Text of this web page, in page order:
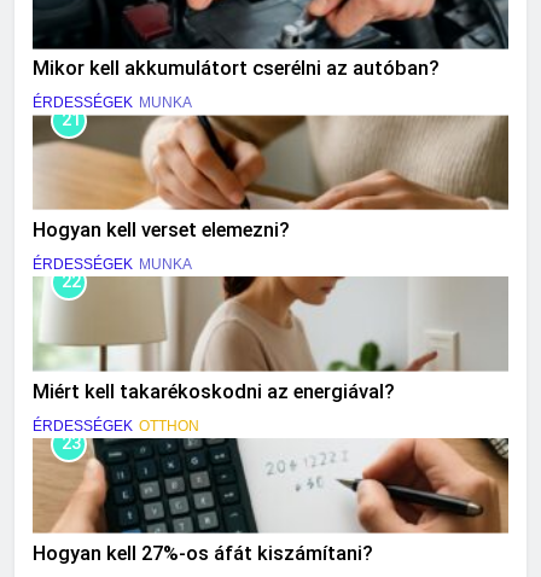
Mikor kell akkumulátort cserélni az autóban?
ÉRDESSÉGEK MUNKA
21
Hogyan kell verset elemezni?
ÉRDESSÉGEK MUNKA
22
Miért kell takarékoskodni az energiával?
ÉRDESSÉGEK OTTHON
23
Hogyan kell 27%-os áfát kiszámítani?